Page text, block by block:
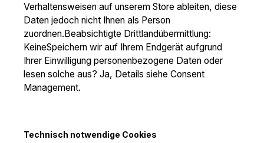
Verhaltensweisen auf unserem Store ableiten, diese
Daten jedoch nicht Ihnen als Person
zuordnen.Beabsichtigte Drittlandübermittlung:
KeineSpeichern wir auf Ihrem Endgerät aufgrund
Ihrer Einwilligung personenbezogene Daten oder
lesen solche aus? Ja, Details siehe Consent
Management.
Technisch notwendige Cookies